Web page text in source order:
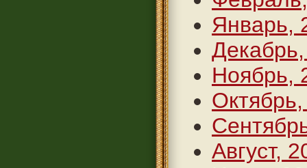
Январь,
Ноябрь,
Август,